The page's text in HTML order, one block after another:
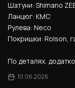
Шатуни: Shimano
Ланцюг: KMC
Рулева: Neco
Покришки: Rolson,
По деталях,
10.06.2026